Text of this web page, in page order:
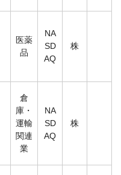
医薬
品
NA
SD
AQ
株
倉
庫・
運輸
関連
業
NA
SD
AQ
株